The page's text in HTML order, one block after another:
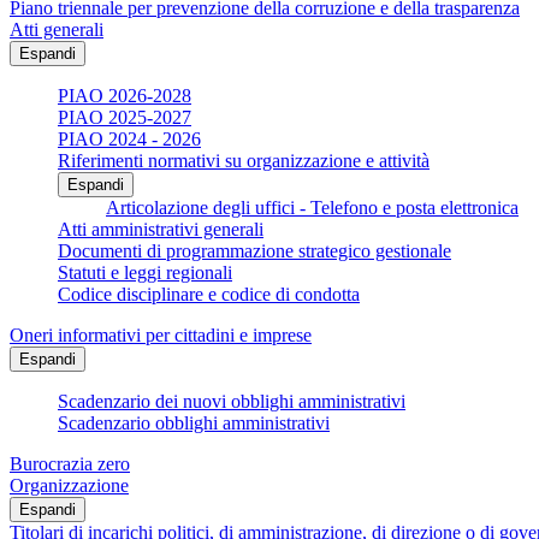
Piano triennale per prevenzione della corruzione e della trasparenza
Atti generali
Espandi
PIAO 2026-2028
PIAO 2025-2027
PIAO 2024 - 2026
Riferimenti normativi su organizzazione e attività
Espandi
Articolazione degli uffici - Telefono e posta elettronica
Atti amministrativi generali
Documenti di programmazione strategico gestionale
Statuti e leggi regionali
Codice disciplinare e codice di condotta
Oneri informativi per cittadini e imprese
Espandi
Scadenzario dei nuovi obblighi amministrativi
Scadenzario obblighi amministrativi
Burocrazia zero
Organizzazione
Espandi
Titolari di incarichi politici, di amministrazione, di direzione o di